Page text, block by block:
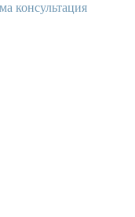
консультация